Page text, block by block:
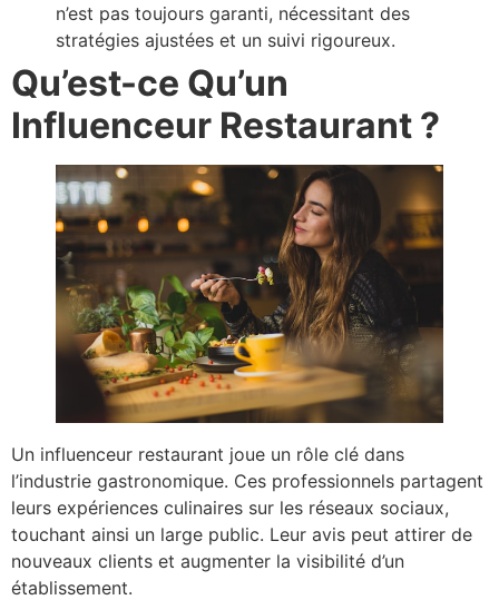
n’est pas toujours garanti, nécessitant des
stratégies ajustées et un suivi rigoureux.
Qu’est-ce Qu’un
Influenceur Restaurant ?
Un influenceur restaurant joue un rôle clé dans
l’industrie gastronomique. Ces professionnels partagent
leurs expériences culinaires sur les réseaux sociaux,
touchant ainsi un large public. Leur avis peut attirer de
nouveaux clients et augmenter la visibilité d’un
établissement.